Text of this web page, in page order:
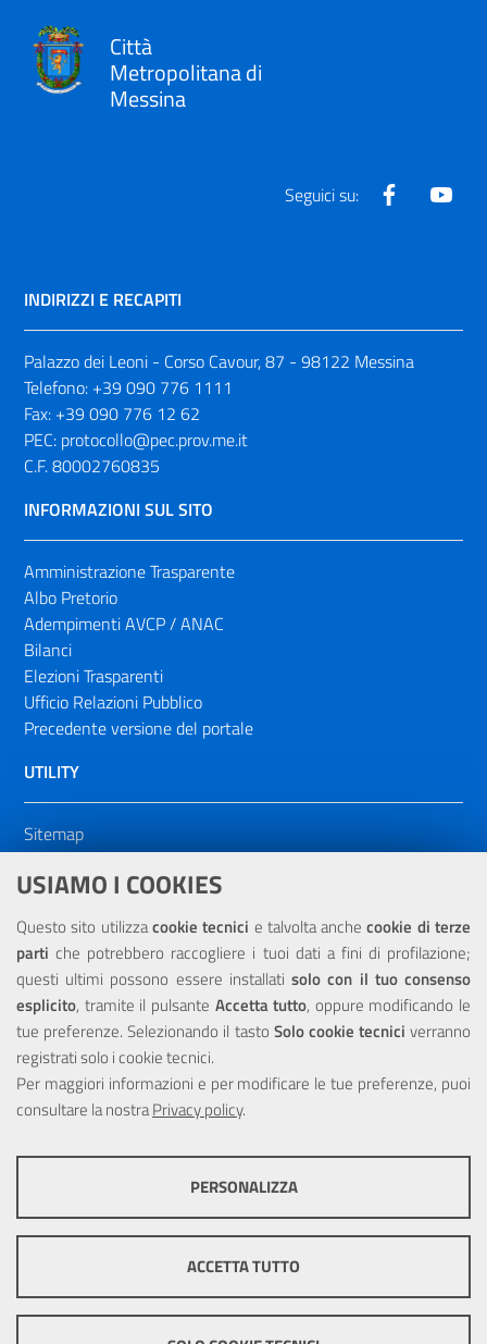
USIAMO I COOKIES
Questo sito utilizzacookie tecnici e talvolta anchecookie di terze
parti che potrebbero raccogliere i tuoi dati a fini di profilazione;
questi ultimi possono essere installatisolo con il tuo consenso
esplicito, tramite il pulsante Accetta tutto, oppure modificando le
tue preferenze. Selezionando il tasto Solo cookie tecnici verranno
registrati solo i cookie tecnici.
Per maggiori informazioni e per modificare le tue preferenze, puoi
consultare la nostraPrivacy policy.
ottimale per ogni utente. Essi non raccolgono i tuoi dati e le tue
informazioni di navigazione per scopi di marketing e profilazione, e
pertanto possono essere utilizzati senza bisogno di acquisire il tuo
PERSONALIZZA
ACCETTA TUTTO
Città
Metropolitana di
Messina
Seguici su: Facebook
INDIRIZZI E RECAPITI
Palazzo dei Leoni - Corso Cavour, 87 - 98122 Messina
Telefono: +39 090 776 1111
Fax: +39 090 776 12 62
PEC: protocollo@pec.prov.me.it
C.F. 80002760835
INFORMAZIONI SUL SITO
Amministrazione Trasparente
Albo Pretorio
Adempimenti AVCP / ANAC
Bilanci
Elezioni Trasparenti
Ufficio Relazioni Pubblico
Precedente versione del portale
UTILITY
Sitemap
Dichiarazione di accessibilità
NOTE LEGALI
Privacy
Portale realizzato con la partecipazione finanziaria dell'Unione
Europea tramite i fondi del POR Sicilia 2000/2006 Misura 6.05 -